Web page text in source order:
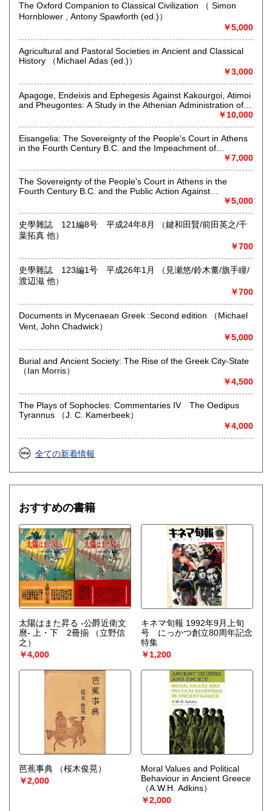
東京下町で七十四年、一冊一冊を大切にお届けします。幅広
い分野で日々更新中。ホームページにもお立ち寄りくださ
い。
https://aokishoten.sakura.ne.jp/
最寄駅：堀切菖蒲園駅徒歩約1分
営業時間：12:00〜17:00
定休日：店舗は雨天休業及び「不定休」です。店舗での日時
書籍の買取について
取り扱い分野
哲学宗教、歴史、社会科学、自然科学、美術工芸、国語国
文、外国文学、近代文献、趣味、サブカルチャー
The Oxford Companion to Classical Civilization （ Simon
Hornblower , Antony Spawforth (ed.)）
￥5,000
Agricultural and Pastoral Societies in Ancient and Classical
History （Michael Adas (ed.)）
￥3,000
Apagoge, Endeixis and Ephegesis Against Kakourgoi, Atimoi
and Pheugontes: A Study in the Athenian Administration of
Hansen）
￥10,000
Eisangelia: The Sovereignty of the People's Court in Athens
in the Fourth Century B.C. and the Impeachment of
Generals and Politicians （Mogens Herman Hansen）￥7,000
The Sovereignty of the People's Court in Athens in the
Fourth Century B.C. and the Public Action Against
Unconstitutional Proposals （Mogens Herman Hansen）￥5,000
史學雜誌 121編8号 平成24年8月 （鍵和田賢/前田英之/千
葉拓真 他）
￥700
史學雜誌 123編1号 平成26年1月 （見瀬悠/鈴木董/旗手瞳/
渡辺滋 他）
￥700
Documents in Mycenaean Greek :Second edition （Michael
Vent, John Chadwick）
￥5,000
Burial and Ancient Society: The Rise of the Greek City-State
（Ian Morris）
￥4,500
The Plays of Sophocles: Commentaries IV The Oedipus
Tyrannus （J. C. Kamerbeek）
￥4,000
全ての新着情報
おすすめの書籍
太陽はまた昇る -公爵近衛文
麿- 上・下 2冊揃
（立野信
之）
￥4,000
キネマ旬報 1992年9月上旬
号 にっかつ創立80周年記念
特集
￥1,200
芭蕉事典
（桜木俊晃）
￥2,000
Moral Values and Political
Behaviour in Ancient Greece
（A.W.H. Adkins）
￥2,000